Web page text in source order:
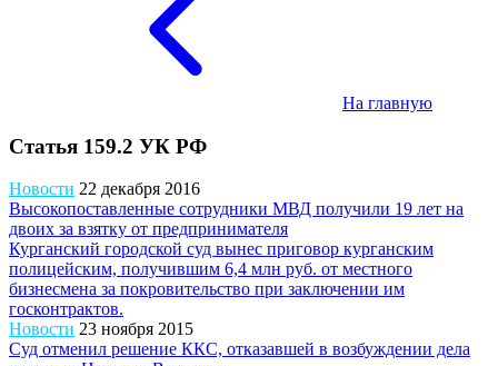
На главную
Статья 159.2 УК РФ
Новости 22 декабря 2016
Высокопоставленные сотрудники МВД получили 19 лет на
двоих за взятку от предпринимателя
Курганский городской суд вынес приговор курганским
полицейским, получившим 6,4 млн руб. от местного
бизнесмена за покровительство при заключении им
госконтрактов.
Новости 23 ноября 2015
Суд отменил решение ККС, отказавшей в возбуждении дела